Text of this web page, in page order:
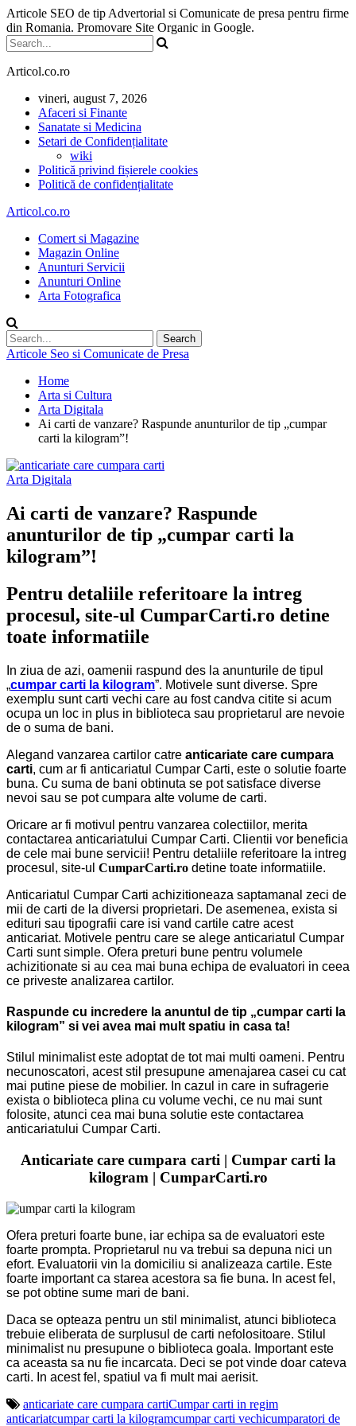
Articole SEO de tip Advertorial si Comunicate de presa pentru firme
din Romania. Promovare Site Organic in Google.
Articol.co.ro
vineri, august 7, 2026
Afaceri si Finante
Sanatate si Medicina
Setari de Confidențialitate
wiki
Politică privind fișierele cookies
Politică de confidențialitate
Articol.co.ro
Comert si Magazine
Magazin Online
Anunturi Servicii
Anunturi Online
Arta Fotografica
Articole Seo si Comunicate de Presa
Home
Arta si Cultura
Arta Digitala
Ai carti de vanzare? Raspunde anunturilor de tip „cumpar
carti la kilogram”!
Arta Digitala
Ai carti de vanzare? Raspunde
anunturilor de tip „cumpar carti la
kilogram”!
Pentru detaliile referitoare la intreg
procesul, site-ul CumparCarti.ro detine
toate informatiile
In ziua de azi, oamenii raspund des la anunturile de tipul
„cumpar carti la kilogram”. Motivele sunt diverse. Spre
exemplu sunt carti vechi care au fost candva citite si acum
ocupa un loc in plus in biblioteca sau proprietarul are nevoie
de o suma de bani.
Alegand vanzarea cartilor catre anticariate care cumpara
carti, cum ar fi anticariatul Cumpar Carti, este o solutie foarte
buna. Cu suma de bani obtinuta se pot satisface diverse
nevoi sau se pot cumpara alte volume de carti.
Oricare ar fi motivul pentru vanzarea colectiilor, merita
contactarea anticariatului Cumpar Carti. Clientii vor beneficia
de cele mai bune servicii! Pentru detaliile referitoare la intreg
procesul, site-ul CumparCarti.ro detine toate informatiile.
Anticariatul Cumpar Carti achizitioneaza saptamanal zeci de
mii de carti de la diversi proprietari. De asemenea, exista si
edituri sau tipografii care isi vand cartile catre acest
anticariat. Motivele pentru care se alege anticariatul Cumpar
Carti sunt simple. Ofera preturi bune pentru volumele
achizitionate si au cea mai buna echipa de evaluatori in ceea
ce priveste analizarea cartilor.
Raspunde cu incredere la anuntul de tip „cumpar carti la
kilogram” si vei avea mai mult spatiu in casa ta!
Stilul minimalist este adoptat de tot mai multi oameni. Pentru
necunoscatori, acest stil presupune amenajarea casei cu cat
mai putine piese de mobilier. In cazul in care in sufragerie
exista o biblioteca plina cu volume vechi, ce nu mai sunt
folosite, atunci cea mai buna solutie este contactarea
anticariatului Cumpar Carti.
Anticariate care cumpara carti | Cumpar carti la
kilogram | CumparCarti.ro
Ofera preturi foarte bune, iar echipa sa de evaluatori este
foarte prompta. Proprietarul nu va trebui sa depuna nici un
efort. Evaluatorii vin la domiciliu si analizeaza cartile. Este
foarte important ca starea acestora sa fie buna. In acest fel,
se pot obtine sume mari de bani.
Daca se opteaza pentru un stil minimalist, atunci biblioteca
trebuie eliberata de surplusul de carti nefolositoare. Stilul
minimalist nu presupune o biblioteca goala. Important este
ca aceasta sa nu fie incarcata. Deci se pot vinde doar cateva
carti. In acest fel, spatiul va fi mult mai aerisit.
anticariate care cumpara cartiCumpar carti in regim
anticariatcumpar carti la kilogramcumpar carti vechicumparatori de